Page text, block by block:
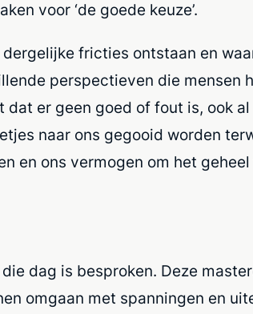
voor ‘de goede keuze’.
fricties ontstaan en
perspectieven die mensen
er geen goed of fout is, ook
naar ons gegooid worden
en ons vermogen om het
dag is besproken. Deze
omgaan met spanningen en